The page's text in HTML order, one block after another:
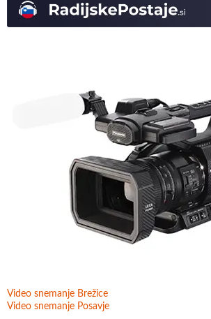
Video snemanje Brežice
Video snemanje Posavje